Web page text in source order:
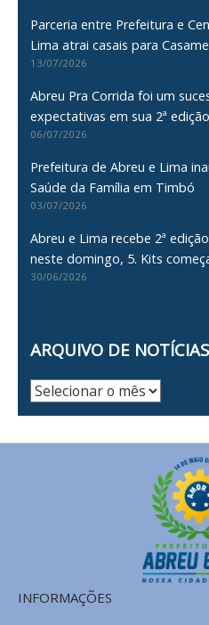
Parceria entre Prefeitura e
Lima atrai casais para
13/07/2026
Abreu Pra Corrida foi um
expectativas em sua 2ª
06/07/2026
Prefeitura de Abreu e Lima
Saúde da Família em Timbó
03/07/2026
Abreu e Lima recebe 2ª
neste domingo, 5. Kits
30/06/2026
ARQUIVO DE NOTÍCIAS
Arquivo
INFORMAÇÕES